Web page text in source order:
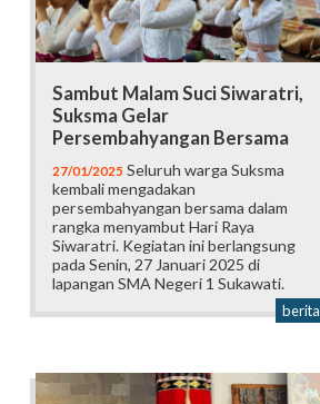
Sambut Malam Suci Siwaratri,
Suksma Gelar
Persembahyangan Bersama
27/01/2025 Seluruh warga Suksma
kembali mengadakan
persembahyangan bersama dalam
rangka menyambut Hari Raya
Siwaratri. Kegiatan ini berlangsung
pada Senin, 27 Januari 2025 di
lapangan SMA Negeri 1 Sukawati.
berita